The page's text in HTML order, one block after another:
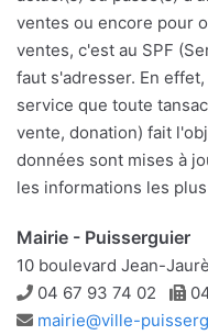
ventes ou encore pour
ventes, c'est au SPF
faut s'adresser. En
service que toute
vente, donation) fait
données sont mises à
les informations les
Mairie - Puisserguier
10 boulevard Jean-
Téléphone
04 67 93 74 02
Adresse
mairie@ville-